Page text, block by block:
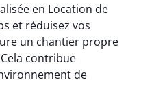
en Location de
et réduisez vos
un chantier propre
contribue
de